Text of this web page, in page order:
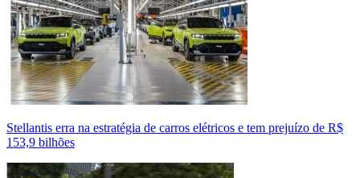
Stellantis erra na estratégia de carros elétricos e tem prejuízo de R$
153,9 bilhões